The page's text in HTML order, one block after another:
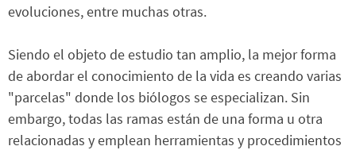
evoluciones, entre muchas otras.
Siendo el objeto de estudio tan amplio, la mejor forma
de abordar el conocimiento de la vida es creando varias
"parcelas" donde los biólogos se especializan. Sin
embargo, todas las ramas están de una forma u otra
relacionadas y emplean herramientas y procedimientos